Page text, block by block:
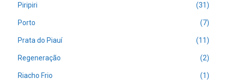
Piripiri (31)
Porto (7)
Prata do Piauí (11)
Regeneração (2)
Riacho Frio (1)